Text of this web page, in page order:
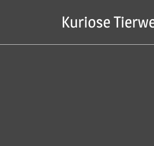
Kuriose